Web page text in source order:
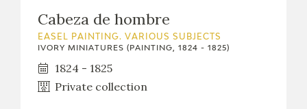
Cabeza de hombre
EASEL PAINTING. VARIOUS SUBJECTS
IVORY MINIATURES (PAINTING, 1824 - 1825)
1824 - 1825
Private collection